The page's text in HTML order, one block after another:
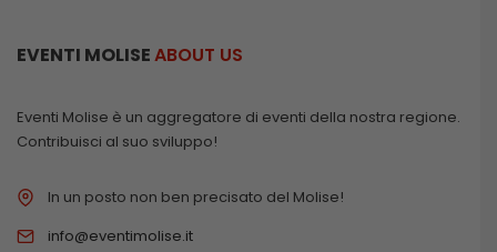
EVENTI MOLISEABOUT US
Eventi Molise è un aggregatore di eventi della nostra regione.
Contribuisci al suo sviluppo!
In un posto non ben precisato del Molise!
info@eventimolise.it